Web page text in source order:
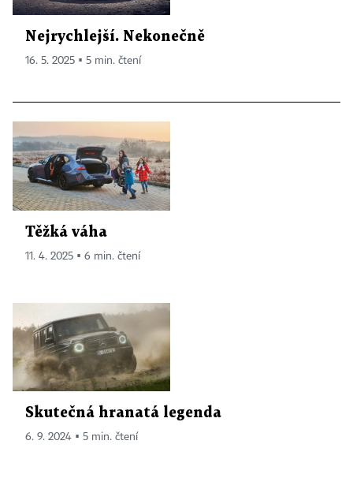
Nejrychlejší. Nekonečně
16. 5. 2025 ▪ 5 min. čtení
Těžká váha
11. 4. 2025 ▪ 6 min. čtení
Skutečná hranatá legenda
6. 9. 2024 ▪ 5 min. čtení